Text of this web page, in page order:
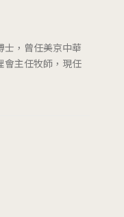
士，曾任美京中華
會主任牧師，現任